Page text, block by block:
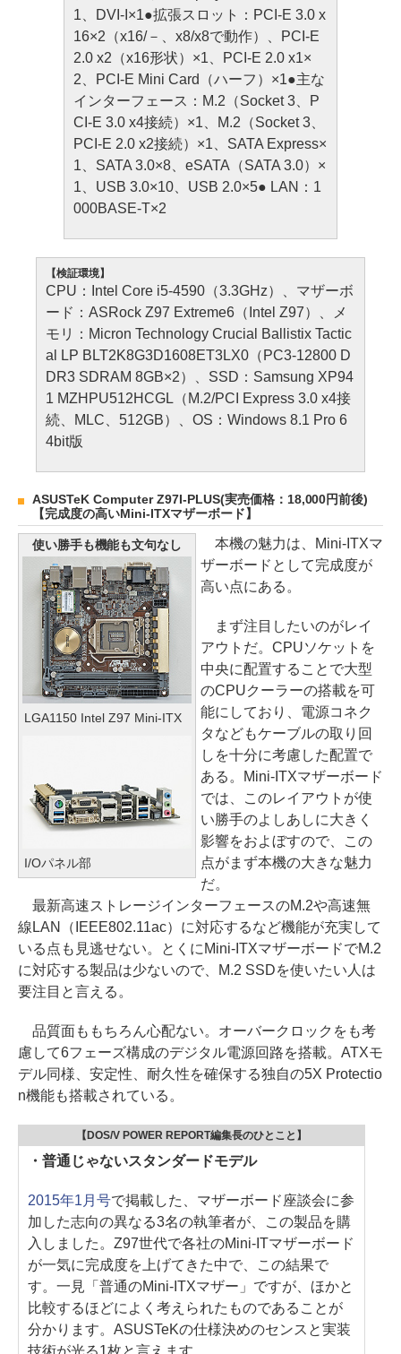
1、DVI-I×1●拡張スロット：PCI-E 3.0 x
16×2（x16/－、x8/x8で動作）、PCI-E
2.0 x2（x16形状）×1、PCI-E 2.0 x1×
2、PCI-E Mini Card（ハーフ）×1●主な
インターフェース：M.2（Socket 3、P
CI-E 3.0 x4接続）×1、M.2（Socket 3、
PCI-E 2.0 x2接続）×1、SATA Express×
1、SATA 3.0×8、eSATA（SATA 3.0）×
1、USB 3.0×10、USB 2.0×5● LAN：1
000BASE-T×2
【検証環境】
CPU：Intel Core i5-4590（3.3GHz）、マザーボ
ード：ASRock Z97 Extreme6（Intel Z97）、メ
モリ：Micron Technology Crucial Ballistix Tactic
al LP BLT2K8G3D1608ET3LX0（PC3-12800 D
DR3 SDRAM 8GB×2）、SSD：Samsung XP94
1 MZHPU512HCGL（M.2/PCI Express 3.0 x4接
続、MLC、512GB）、OS：Windows 8.1 Pro 6
4bit版
ASUSTeK Computer Z97I-PLUS(実売価格：18,000円前後)
【完成度の高いMini-ITXマザーボード】
使い勝手も機能も文句なし
LGA1150 Intel Z97 Mini-ITX
I/Oパネル部
本機の魅力は、Mini-ITXマ
ザーボードとして完成度が
高い点にある。
まず注目したいのがレイ
アウトだ。CPUソケットを
中央に配置することで大型
のCPUクーラーの搭載を可
能にしており、電源コネク
タなどもケーブルの取り回
しを十分に考慮した配置で
ある。Mini-ITXマザーボード
では、このレイアウトが使
い勝手のよしあしに大きく
影響をおよぼすので、この
点がまず本機の大きな魅力
だ。
最新高速ストレージインターフェースのM.2や高速無
線LAN（IEEE802.11ac）に対応するなど機能が充実して
いる点も見逃せない。とくにMini-ITXマザーボードでM.2
に対応する製品は少ないので、M.2 SSDを使いたい人は
要注目と言える。
品質面ももちろん心配ない。オーバークロックをも考
慮して6フェーズ構成のデジタル電源回路を搭載。ATXモ
デル同様、安定性、耐久性を確保する独自の5X Protectio
n機能も搭載されている。
【DOS/V POWER REPORT編集長のひとこと】
・普通じゃないスタンダードモデル
2015年1月号で掲載した、マザーボード座談会に参
加した志向の異なる3名の執筆者が、この製品を購
入しました。Z97世代で各社のMini-ITマザーボード
が一気に完成度を上げてきた中で、この結果で
す。一見「普通のMini-ITXマザー」ですが、ほかと
比較するほどによく考えられたものであることが
分かります。ASUSTeKの仕様決めのセンスと実装
技術が光る1枚と言えます。